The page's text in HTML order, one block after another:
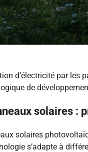
d’électricité par les
de
solaires :
solaires
s’adapte à